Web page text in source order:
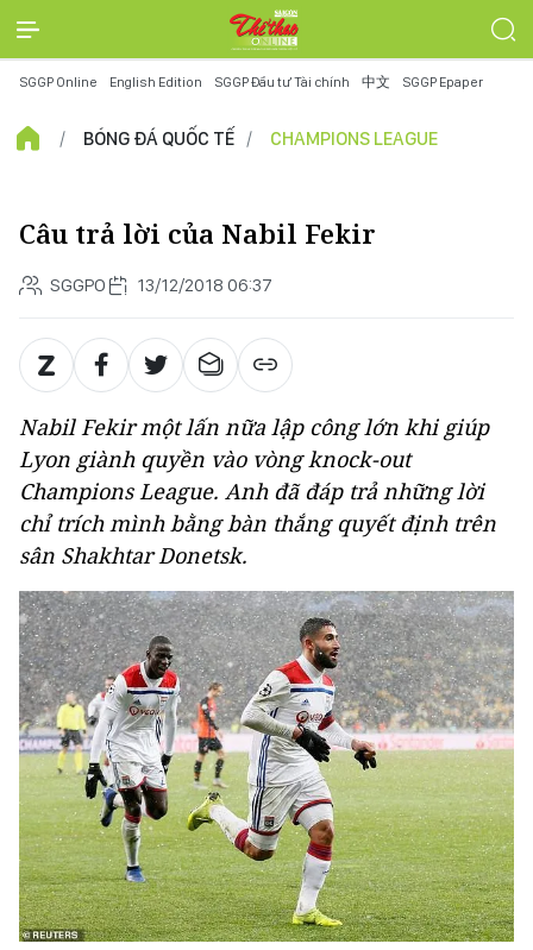
SGGP Online English Edition SGGP Đầu tư Tài chính 中文 SGGP Epaper
BÓNG ĐÁ QUỐC TẾ CHAMPIONS LEAGUE
Câu trả lời của Nabil Fekir
SGGPO 13/12/2018 06:37
Nabil Fekir một lấn nữa lập công lớn khi giúp
Lyon giành quyền vào vòng knock-out
Champions League. Anh đã đáp trả những lời
chỉ trích mình bằng bàn thắng quyết định trên
sân Shakhtar Donetsk.